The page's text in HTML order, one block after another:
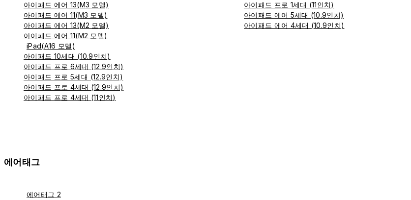
아이패드 에어 13(M3 모델)
아이패드 에어 11(M3 모델)
아이패드 에어 13(M2 모델)
아이패드 에어 11(M2 모델)
iPad(A16 모델)
아이패드 10세대 (10.9인치)
아이패드 프로 6세대 (12.9인치)
아이패드 프로 5세대 (12.9인치)
아이패드 프로 4세대 (12.9인치)
아이패드 프로 4세대 (11인치)
아이패드 프로 1세대 (11인치)
아이패드 에어 5세대 (10.9인치)
아이패드 에어 4세대 (10.9인치)
에어태그
에어태그 2